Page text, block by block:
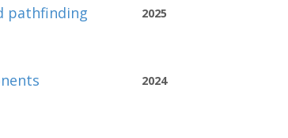
2025
pathfinding
2024